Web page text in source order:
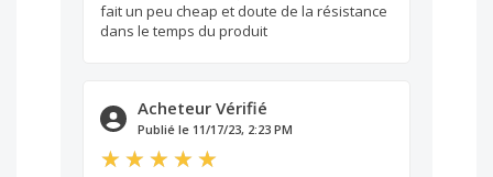
fait un peu cheap et doute de la résistance
dans le temps du produit
Acheteur Vérifié
Publié le 11/17/23, 2:23 PM